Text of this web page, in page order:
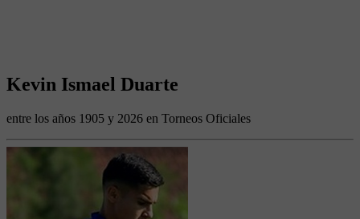
Kevin Ismael Duarte
entre los años 1905 y 2026 en Torneos Oficiales